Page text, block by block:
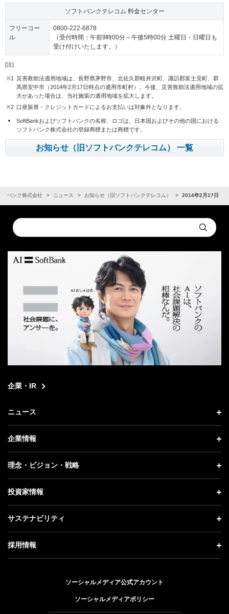
ソフトバンクテレコム 料金センター
フリーコー
ル
0800-222-6878
（受付時間：午前9時00分～午後5時00分 土曜日・日曜日も
受け付けいたします。）
[注]
※1
災害救助法適用地域は、長野県茅野市、北佐久郡軽井沢町、諏訪郡富士見町、群
馬県安中市（2014年2月17日時点の適用市町村）。今後、災害救助法適用地域の拡
大があった場合は、当社施策の適用地域を拡大します。
※2 口座振替・クレジットカードによるお支払いは対象外となります。
SoftBankおよびソフトバンクの名称、ロゴは、日本国およびその他の国における
ソフトバンク株式会社の登録商標または商標です。
お知らせ（旧ソフトバンクテレコム） 一覧
トバンク株式会社 ニュース お知らせ（旧ソフトバンクテレコム） 2014年2月17日
Conduct
a
Submit
企業・IR
ニュース
ニュース トップ
プレスリリース
更新情報
記者説明会
企業情報
企業情報 トップ
社長メッセージ
事業紹介
ガバナンス
理念・ビジョン・戦略
理念・ビジョン・戦略 トップ
成長戦略「Activate AI for Society」
人材戦略
投資家情報
投資家情報 トップ
経営方針
個人投資家の皆さまへ
サステナビリティ
サステナビリティ トップ
トップメッセージ
ESG方針・体制
採用情報
ソーシャルメディア公式アカウント
ソーシャルメディアポリシー